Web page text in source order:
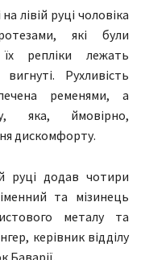
лівій руці чоловіка
які були
репліки лежать
Рухливість
ременями, а
яка, ймовірно,
дискомфорту.
руці додав чотири
та мізинець
металу та
керівник відділу